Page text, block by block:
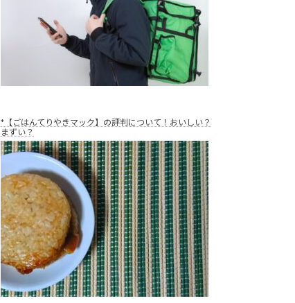
*【ごはんてりやきマック】の評判について！おいしい？
まずい？